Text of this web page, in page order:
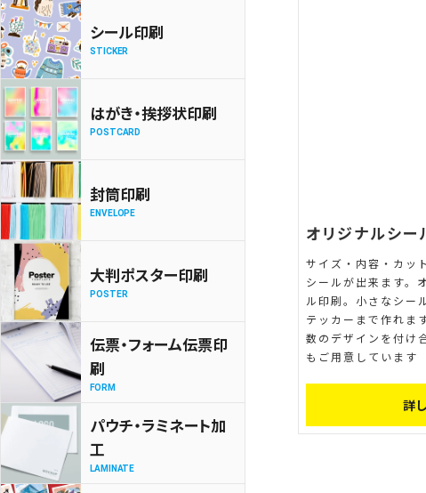
オリジナルシー
サイズ・内容・カッ
シールが出来ます。
ル印刷。小さなシー
テッカーまで作れま
数のデザインを付け
もご用意しています
詳
シール印刷
STICKER
はがき・挨拶状印刷
POSTCARD
封筒印刷
ENVELOPE
大判ポスター印刷
POSTER
伝票・フォーム伝票印
刷
FORM
パウチ・ラミネート加
工
LAMINATE